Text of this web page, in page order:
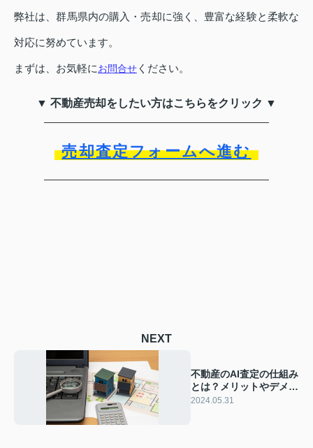
弊社は、群馬県内の購入・売却に強く、豊富な経験と柔軟な
対応に努めています。
まずは、お気軽にお問合せ ください。
▼ 不動産売却をしたい方はこちらをクリック ▼
売却査定フォームへ進む
NEXT
不動産のAI査定の仕組み
とは？メリットやデメリ
ットをご紹介
2024.05.31